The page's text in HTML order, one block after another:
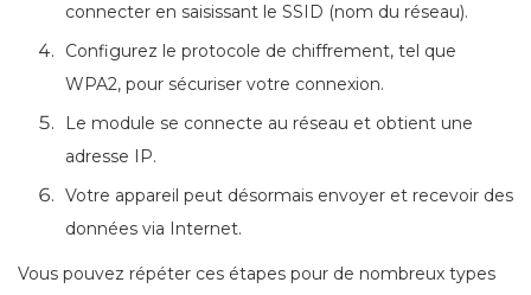
connecter en saisissant le SSID (nom du réseau).
Configurez le protocole de chiffrement, tel que
WPA2, pour sécuriser votre connexion.
Le module se connecte au réseau et obtient une
adresse IP.
Votre appareil peut désormais envoyer et recevoir des
données via Internet.
Vous pouvez répéter ces étapes pour de nombreux types